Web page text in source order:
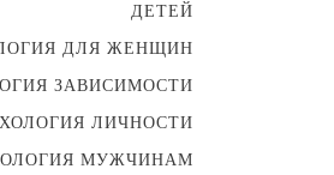
ДЕТЕЙ
ДЛЯ ЖЕНЩИН
ЗАВИСИМОСТИ
ЛИЧНОСТИ
МУЖЧИНАМ